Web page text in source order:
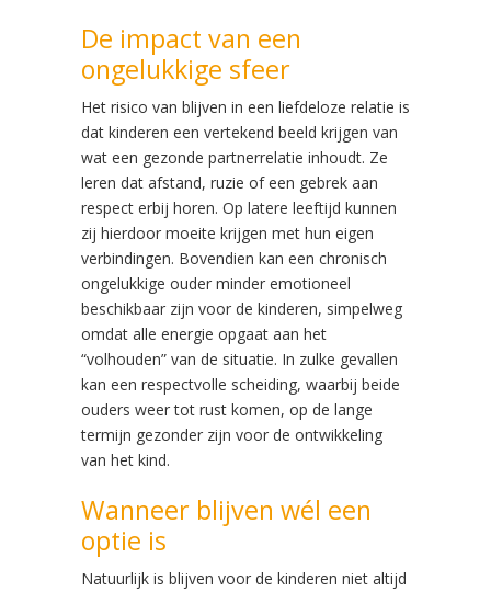
De impact van een
ongelukkige sfeer
Het risico van blijven in een liefdeloze relatie is
dat kinderen een vertekend beeld krijgen van
wat een gezonde partnerrelatie inhoudt. Ze
leren dat afstand, ruzie of een gebrek aan
respect erbij horen. Op latere leeftijd kunnen
zij hierdoor moeite krijgen met hun eigen
verbindingen. Bovendien kan een chronisch
ongelukkige ouder minder emotioneel
beschikbaar zijn voor de kinderen, simpelweg
omdat alle energie opgaat aan het
“volhouden” van de situatie. In zulke gevallen
kan een respectvolle scheiding, waarbij beide
ouders weer tot rust komen, op de lange
termijn gezonder zijn voor de ontwikkeling
van het kind.
Wanneer blijven wél een
optie is
Natuurlijk is blijven voor de kinderen niet altijd